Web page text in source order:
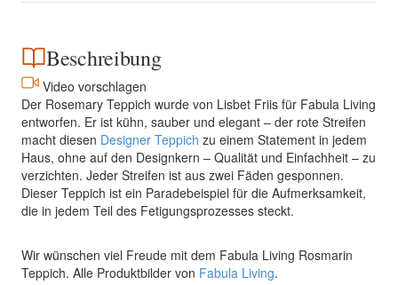
Beschreibung
Video vorschlagen
Der Rosemary Teppich wurde von Lisbet Friis für Fabula Living
entworfen. Er ist kühn, sauber und elegant – der rote Streifen
macht diesen Designer Teppich zu einem Statement in jedem
Haus, ohne auf den Designkern – Qualität und Einfachheit – zu
verzichten. Jeder Streifen ist aus zwei Fäden gesponnen.
Dieser Teppich ist ein Paradebeispiel für die Aufmerksamkeit,
die in jedem Teil des Fetigungsprozesses steckt.
Wir wünschen viel Freude mit dem Fabula Living Rosmarin
Teppich. Alle Produktbilder von Fabula Living.